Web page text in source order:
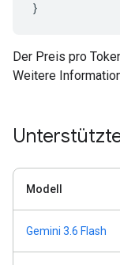
Der Preis pro
Weitere
Modell
Gemini 3.6 Flash